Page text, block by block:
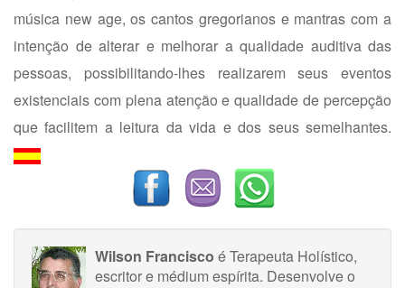
música new age, os cantos gregorianos e mantras com a
intenção de alterar e melhorar a qualidade auditiva das
pessoas, possibilitando-lhes realizarem seus eventos
existenciais com plena atenção e qualidade de percepção
que facilitem a leitura da vida e dos seus semelhantes.
Wilson Francisco é Terapeuta Holístico,
escritor e médium espírita. Desenvolve o